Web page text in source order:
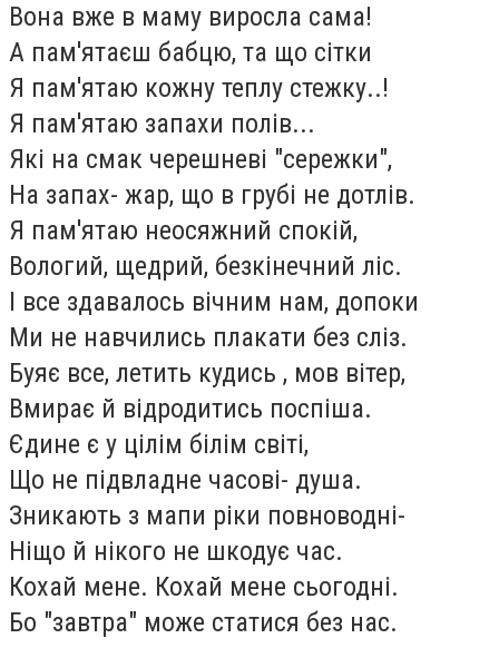
Вона вже в маму виросла сама!
А пам'ятаєш бабцю, та що сітки
Я пам'ятаю кожну теплу стежку..!
Я пам'ятаю запахи полів...
Які на смак черешневі "сережки",
На запах- жар, що в грубі не дотлів.
Я пам'ятаю неосяжний спокій,
Вологий, щедрий, безкінечний ліс.
І все здавалось вічним нам, допоки
Ми не навчились плакати без сліз.
Буяє все, летить кудись , мов вітер,
Вмирає й відродитись поспіша.
Єдине є у цілім білім світі,
Що не підвладне часові- душа.
Зникають з мапи ріки повноводні-
Ніщо й нікого не шкодує час.
Кохай мене. Кохай мене сьогодні.
Бо "завтра" може статися без нас.